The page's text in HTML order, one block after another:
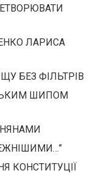
ЛАРИСА
БЕЗ ФІЛЬТРІВ
ШИПОМ
КОНСТИТУЦІЇ